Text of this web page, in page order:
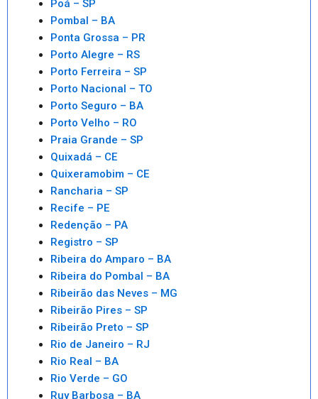
Poá – SP
Pombal – BA
Ponta Grossa – PR
Porto Alegre – RS
Porto Ferreira – SP
Porto Nacional – TO
Porto Seguro – BA
Porto Velho – RO
Praia Grande – SP
Quixadá – CE
Quixeramobim – CE
Rancharia – SP
Recife – PE
Redenção – PA
Registro – SP
Ribeira do Amparo – BA
Ribeira do Pombal – BA
Ribeirão das Neves – MG
Ribeirão Pires – SP
Ribeirão Preto – SP
Rio de Janeiro – RJ
Rio Real – BA
Rio Verde – GO
Ruy Barbosa – BA